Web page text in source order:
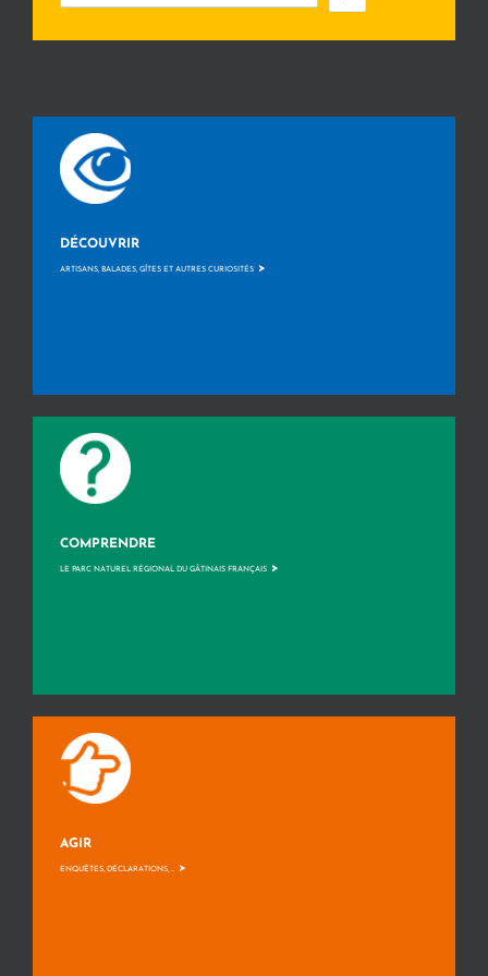
DÉCOUVRIR
ARTISANS, BALADES, GÎTES ET AUTRES CURIOSITÉS >
COMPRENDRE
LE PARC NATUREL RÉGIONAL DU GÂTINAIS FRANÇAIS >
AGIR
ENQUÊTES, DÉCLARATIONS, ... >